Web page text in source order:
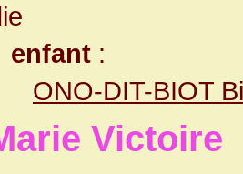
enfant :
ONO-DIT-BIOT
Victoire